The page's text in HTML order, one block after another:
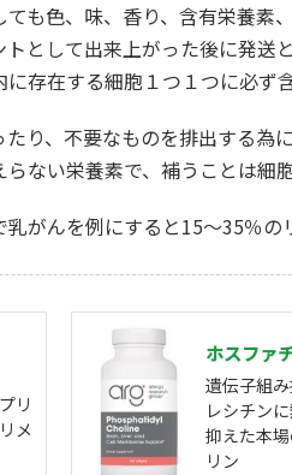
も色、味、香り、含有栄養素
として出来上がった後に発送と
存在する細胞１つ１つに必ず
り、不要なものを排出する為
ない栄養素で、補うことは細
がんを例にすると15～35％の
リ
メ
ホスファ
遺伝子組
レシチン
抑えた本
リン